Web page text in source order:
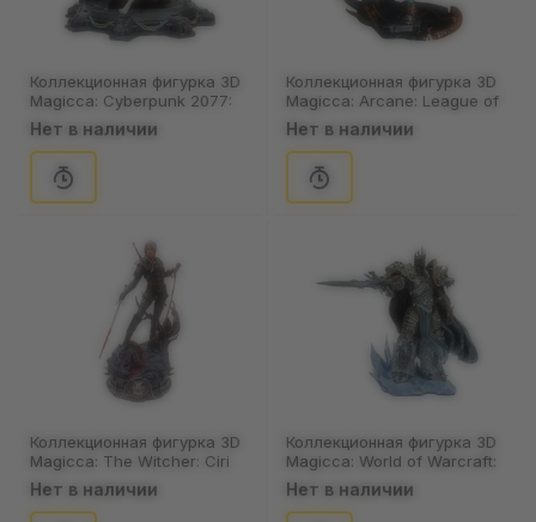
Коллекционная фигурка 3D
Magicca: Cyberpunk 2077:
Edgerunners: Rebecca
Smasher, (80029)
Нет в наличии
Коллекционная фигурка 3D
Magicca: Arcane: League of
Legends: Jinx (Fishbones
Blaster), (80021)
Нет в наличии
Коллекционная фигурка 3D
Magicca: The Witcher: Ciri
(Bauk), (80034)
Нет в наличии
Коллекционная фигурка 3D
Magicca: World of Warcraft:
The Lich King, (80025)
Нет в наличии